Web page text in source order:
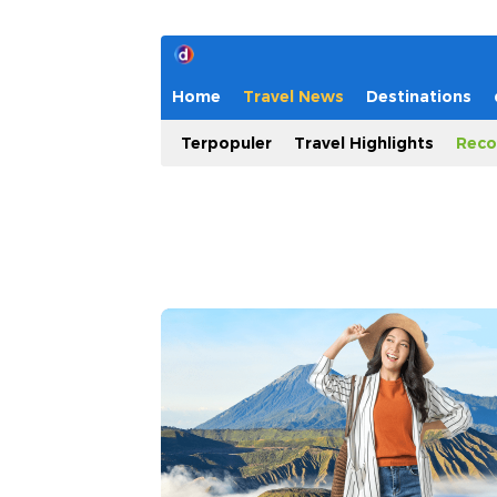
Home Travel News Destinations
Terpopuler Travel Highlights